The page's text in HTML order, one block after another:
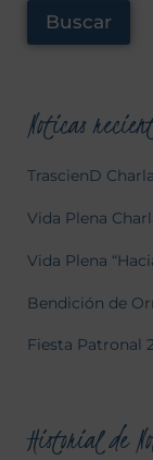
Buscar
Noticas
TrascienD
Vida Plena
Vida Plena
Bendición de
Fiesta Patronal
Historial de